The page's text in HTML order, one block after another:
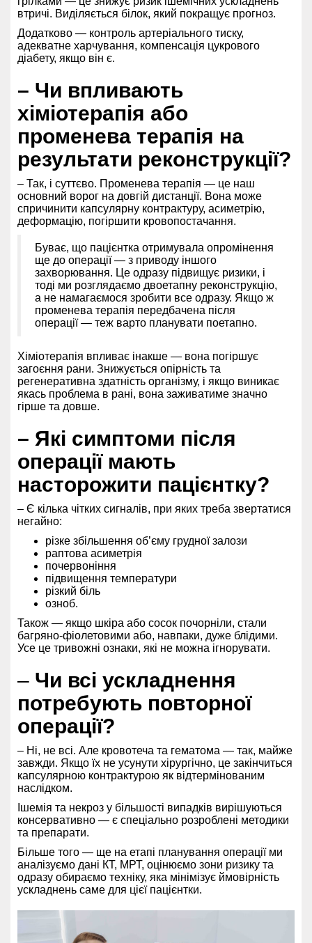
втричі. Виділяється білок, який покращує прогноз.
Додатково — контроль артеріального тиску,
адекватне харчування, компенсація цукрового
діабету, якщо він є.
– Чи впливають
хіміотерапія або
променева терапія на
результати реконструкції?
– Так, і суттєво. Променева терапія — це наш
основний ворог на довгій дистанції. Вона може
спричинити капсулярну контрактуру, асиметрію,
деформацію, погіршити кровопостачання.
Буває, що пацієнтка отримувала опромінення
ще до операції — з приводу іншого
захворювання. Це одразу підвищує ризики, і
тоді ми розглядаємо двоетапну реконструкцію,
а не намагаємося зробити все одразу. Якщо ж
променева терапія передбачена після
операції — теж варто планувати поетапно.
Хіміотерапія впливає інакше — вона погіршує
загоєння рани. Знижується опірність та
регенеративна здатність організму, і якщо виникає
якась проблема в рані, вона заживатиме значно
гірше та довше.
– Які симптоми після
операції мають
насторожити пацієнтку?
– Є кілька чітких сигналів, при яких треба звертатися
негайно:
різке збільшення об’єму грудної залози
раптова асиметрія
почервоніння
підвищення температури
різкий біль
озноб.
Також — якщо шкіра або сосок почорніли, стали
багряно-фіолетовими або, навпаки, дуже блідими.
Усе це тривожні ознаки, які не можна ігнорувати.
– Чи всі ускладнення
потребують повторної
операції?
– Ні, не всі. Але кровотеча та гематома — так, майже
завжди. Якщо їх не усунути хірургічно, це закінчиться
капсулярною контрактурою як відтермінованим
наслідком.
Ішемія та некроз у більшості випадків вирішуються
консервативно — є спеціально розроблені методики
та препарати.
Більше того — ще на етапі планування операції ми
аналізуємо дані КТ, МРТ, оцінюємо зони ризику та
одразу обираємо техніку, яка мінімізує ймовірність
ускладнень саме для цієї пацієнтки.